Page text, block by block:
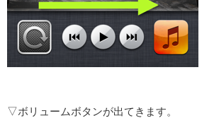
▽ボリュームボタンが出てきます。